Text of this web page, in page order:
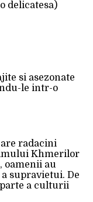
delicatesa)
si asezonate
le intr-o
radacini
Khmerilor
oamenii au
supravietui. De
parte a culturii